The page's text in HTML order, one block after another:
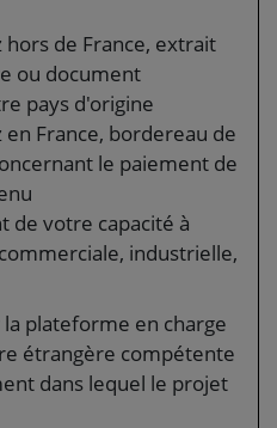
hors de France, extrait
ou document
pays d'origine
en France, bordereau de
le paiement de
de votre capacité à
industrielle,
plateforme en charge
étrangère compétente
dans lequel le projet